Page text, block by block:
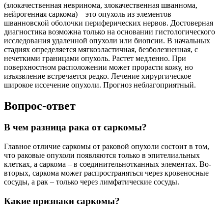
(злокачественная невринома, злокачественная шваннома,
нейрогенная саркома) – это опухоль из элементов
шванновской оболочки периферических нервов. Достоверная
диагностика возможна только на основании гистологического
исследования удаленной опухоли или биопсии. В начальных
стадиях определяется мягкоэластичная, безболезненная, с
нечеткими границами опухоль. Растет медленно. При
поверхностном расположении может прорасти кожу, но
изъязвление встречается редко. Лечение хирургическое –
широкое иссечение опухоли. Прогноз неблагоприятный.
Вопрос-ответ
В чем разница рака от саркомы?
Главное отличие саркомы от раковой опухоли состоит в том,
что раковые опухоли появляются только в эпителиальных
клетках, а саркома – в соединительнотканных элементах. Во-
вторых, саркома может распространяться через кровеносные
сосуды, а рак – только через лимфатические сосуды.
Какие признаки саркомы?